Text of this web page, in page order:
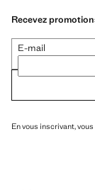
Recevez
E-mail
En vous inscrivant,